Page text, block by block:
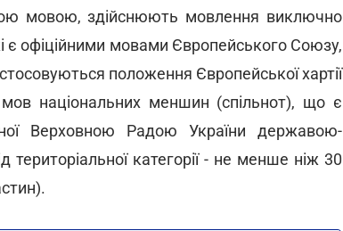
мовою, здійснюють мовлення виключно
є офіційними мовами Європейського Союзу,
положення Європейської хартії
національних меншин (спільнот), що є
Верховною Радою України державою-
категорії - не менше ніж 30